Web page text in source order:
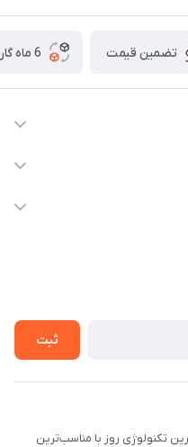
تضمین قیمت 6 ماه گارانتی تعویض
ثبت
تکنولوژی روز با مناسب‌ترین